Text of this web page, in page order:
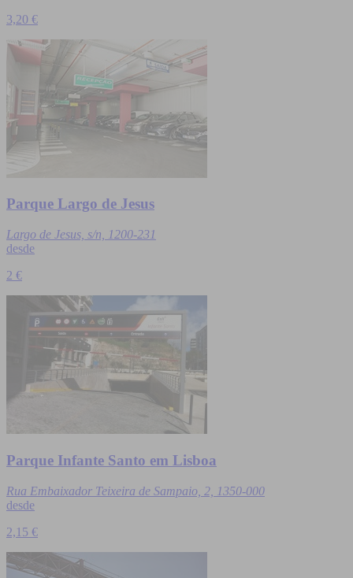
3,20 €
Parque Largo de Jesus
Largo de Jesus, s/n, 1200-231
desde
2 €
Parque Infante Santo em Lisboa
Rua Embaixador Teixeira de Sampaio, 2, 1350-000
desde
2,15 €